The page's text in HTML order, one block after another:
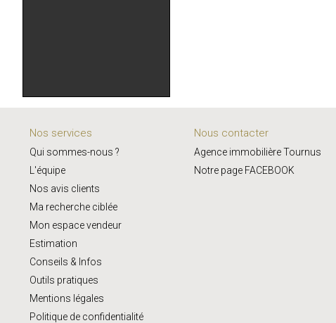
Nos services
Qui sommes-nous ?
L'équipe
Nos avis clients
Ma recherche ciblée
Mon espace vendeur
Estimation
Conseils & Infos
Outils pratiques
Mentions légales
Politique de confidentialité
Nous contacter
Agence immobilière Tournus
Notre page FACEBOOK